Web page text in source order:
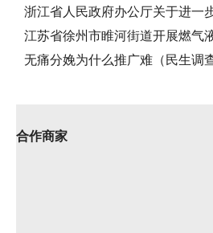
浙江省人民政府办公厅关于进一
江苏省徐州市睢河街道开展燃气
无痛分娩为什么推广难（民生调查
合作商家